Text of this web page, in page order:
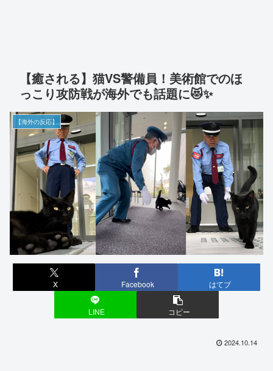
【癒される】猫VS警備員！美術館でのほ
っこり攻防戦が海外でも話題に😻✨
【海外の反応】
X Facebook はてブ
LINE コピー
2024.10.14